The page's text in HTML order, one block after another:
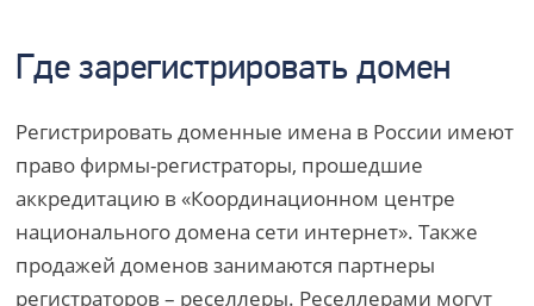
Где зарегистрировать домен
Регистрировать доменные имена в России имеют
право фирмы-регистраторы, прошедшие
аккредитацию в «Координационном центре
национального домена сети интернет». Также
продажей доменов занимаются партнеры
регистраторов – реселлеры. Реселлерами могут